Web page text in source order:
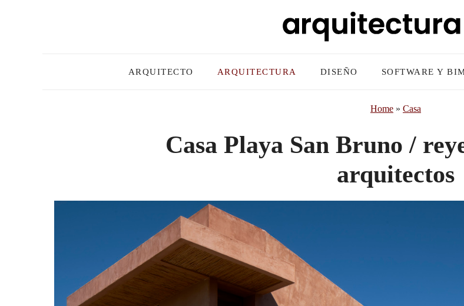
ARQUITECTO ARQUITECTURA DISEÑO SOFTWARE Y
Home » Casa
Casa Playa San Bruno /
arquitectos